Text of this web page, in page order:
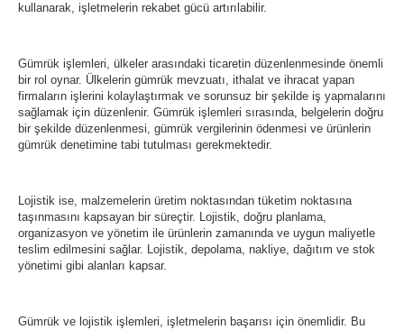
kullanarak, işletmelerin rekabet gücü artırılabilir.
Gümrük işlemleri, ülkeler arasındaki ticaretin düzenlenmesinde önemli
bir rol oynar. Ülkelerin gümrük mevzuatı, ithalat ve ihracat yapan
firmaların işlerini kolaylaştırmak ve sorunsuz bir şekilde iş yapmalarını
sağlamak için düzenlenir. Gümrük işlemleri sırasında, belgelerin doğru
bir şekilde düzenlenmesi, gümrük vergilerinin ödenmesi ve ürünlerin
gümrük denetimine tabi tutulması gerekmektedir.
Lojistik ise, malzemelerin üretim noktasından tüketim noktasına
taşınmasını kapsayan bir süreçtir. Lojistik, doğru planlama,
organizasyon ve yönetim ile ürünlerin zamanında ve uygun maliyetle
teslim edilmesini sağlar. Lojistik, depolama, nakliye, dağıtım ve stok
yönetimi gibi alanları kapsar.
Gümrük ve lojistik işlemleri, işletmelerin başarısı için önemlidir. Bu